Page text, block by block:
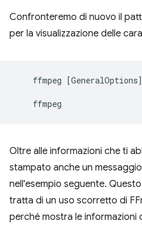
Confronteremo di nuovo il
per la visualizzazione delle
ffmpeg [GeneralOptions]
ffmpeg
Oltre alle informazioni che ti
stampato anche un
nell'esempio seguente.
tratta di un uso scorretto di
perché mostra le informazioni